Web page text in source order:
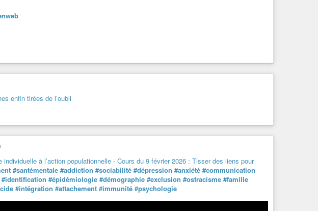
enfin tirées de l’oubli
à l’action populationnelle - Cours du 9 février 2026 : Tisser des liens pour
#santémentale #addiction #sociabilité #dépression #anxiété #communication
#identification #épidémiologie #démographie #exclusion #ostracisme #famille
#intégration #attachement #immunité #psychologie